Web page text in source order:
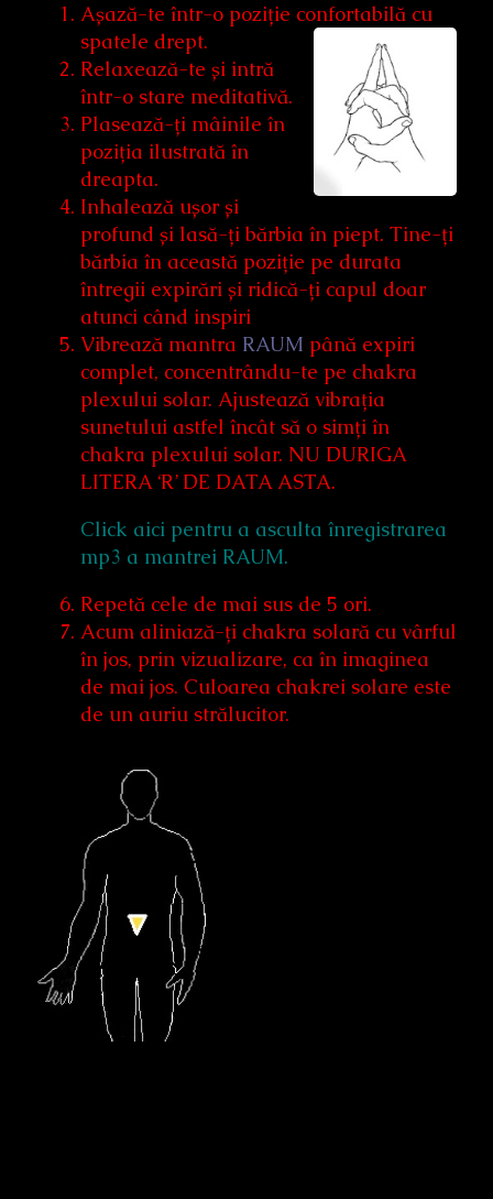
Așază-te într-o poziție confortabilă cu
spatele drept.
Relaxează-te și intră
într-o stare meditativă.
Plasează-ți mâinile în
poziția ilustrată în
dreapta.
Inhalează ușor și
profund și lasă-ți bărbia în piept. Tine-ți
bărbia în această poziție pe durata
întregii expirări și ridică-ți capul doar
atunci când inspiri
Vibrează mantra RAUM până expiri
complet, concentrându-te pe chakra
plexului solar. Ajustează vibrația
sunetului astfel încât să o simți în
chakra plexului solar. NU DURIGA
LITERA ‘R’ DE DATA ASTA.
Click aici pentru a asculta înregistrarea
mp3 a mantrei RAUM.
Repetă cele de mai sus de 5 ori.
Acum aliniază-ți chakra solară cu vârful
în jos, prin vizualizare, ca în imaginea
de mai jos. Culoarea chakrei solare este
de un auriu strălucitor.